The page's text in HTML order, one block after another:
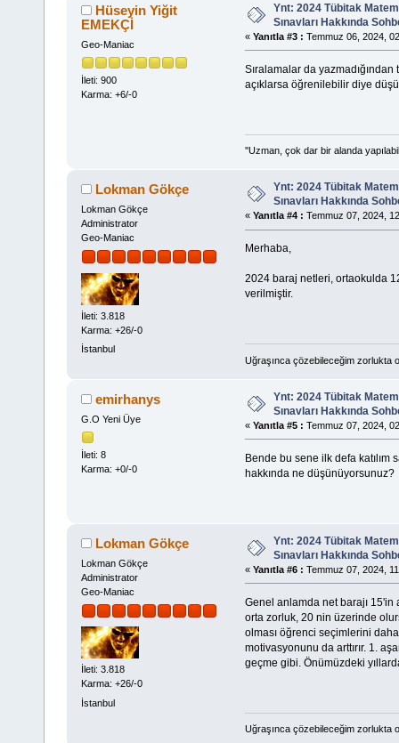
Hüseyin Yiğit
EMEKÇİ
Geo-Maniac
İleti: 900
Karma: +6/-0
Ynt: 2024 Tübitak
Sınavları Hakkında
« Yanıtla #3 : Temmuz 06, 2024,
Sıralamalar da
açıklarsa öğrenilebilir diye
''Uzman, çok dar bir alanda
Lokman Gökçe
Lokman Gökçe
Administrator
Geo-Maniac
İleti: 3.818
Karma: +26/-0
İstanbul
Ynt: 2024 Tübitak
Sınavları Hakkında
« Yanıtla #4 : Temmuz 07, 2024,
Merhaba,
2024 baraj netleri, ortaokulda
verilmiştir.
Uğraşınca çözebileceğim zorlukta
emirhanys
G.O Yeni Üye
İleti: 8
Karma: +0/-0
Ynt: 2024 Tübitak
Sınavları Hakkında
« Yanıtla #5 : Temmuz 07, 2024,
Bende bu sene ilk defa katılım
hakkında ne düşünüyorsunuz?
Lokman Gökçe
Lokman Gökçe
Administrator
Geo-Maniac
İleti: 3.818
Karma: +26/-0
İstanbul
Ynt: 2024 Tübitak
Sınavları Hakkında
« Yanıtla #6 : Temmuz 07, 2024,
Genel anlamda net barajı 15'in
orta zorluk, 20 nin üzerinde
olması öğrenci seçimlerini
motivasyonunu da arttırır. 1.
geçme gibi. Önümüzdeki
Uğraşınca çözebileceğim zorlukta